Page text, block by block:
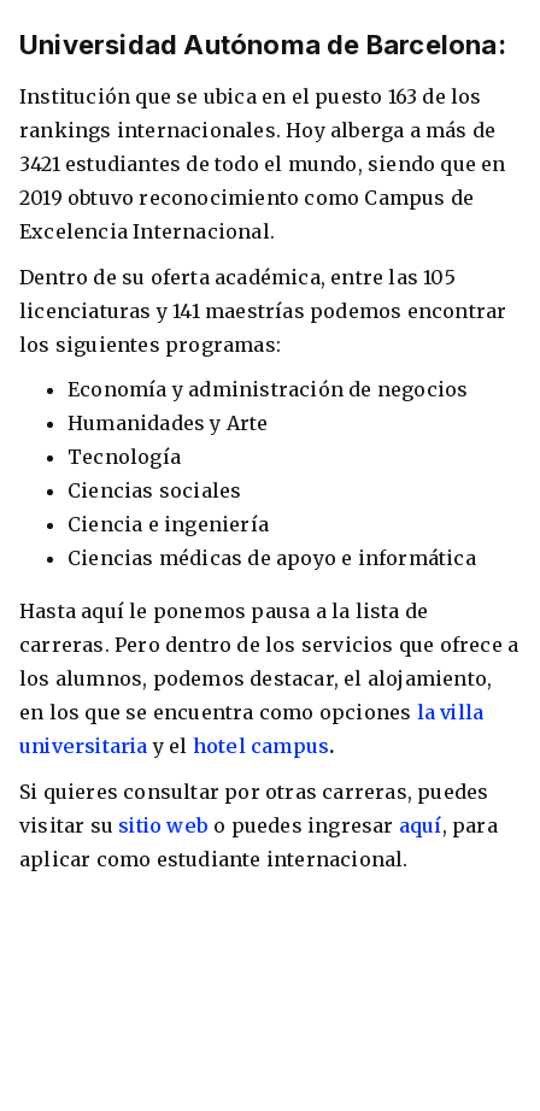
Universidad Autónoma de Barcelona:
Institución que se ubica en el puesto 163 de los
rankings internacionales. Hoy alberga a más de
3421 estudiantes de todo el mundo, siendo que en
2019 obtuvo reconocimiento como Campus de
Excelencia Internacional.
Dentro de su oferta académica, entre las 105
licenciaturas y 141 maestrías podemos encontrar
los siguientes programas:
Economía y administración de negocios
Humanidades y Arte
Tecnología
Ciencias sociales
Ciencia e ingeniería
Ciencias médicas de apoyo e informática
Hasta aquí le ponemos pausa a la lista de
carreras. Pero dentro de los servicios que ofrece a
los alumnos, podemos destacar, el alojamiento,
en los que se encuentra como opciones la villa
universitaria y el hotel campus.
Si quieres consultar por otras carreras, puedes
visitar su sitio web o puedes ingresar aquí, para
aplicar como estudiante internacional.